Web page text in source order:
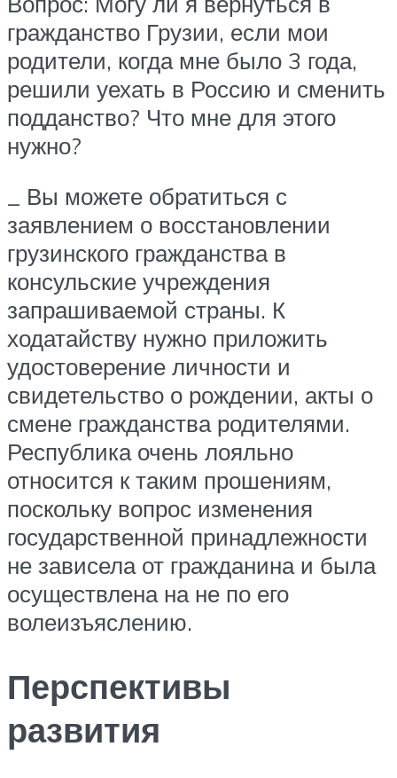
гражданство Грузии, если мои
родители, когда мне было 3 года,
решили уехать в Россию и сменить
подданство? Что мне для этого
нужно?
_ Вы можете обратиться с
заявлением о восстановлении
грузинского гражданства в
консульские учреждения
запрашиваемой страны. К
ходатайству нужно приложить
удостоверение личности и
свидетельство о рождении, акты о
смене гражданства родителями.
Республика очень лояльно
относится к таким прошениям,
поскольку вопрос изменения
государственной принадлежности
не зависела от гражданина и была
осуществлена на не по его
волеизъяслению.
Перспективы
развития